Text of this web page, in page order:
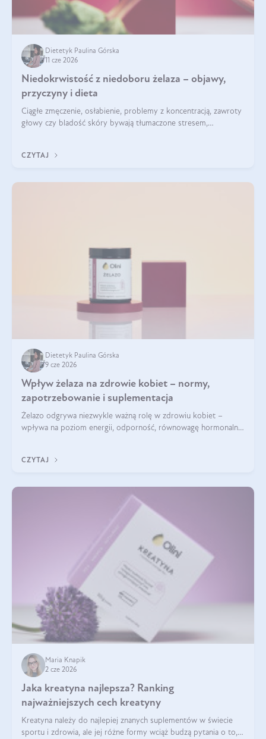
Dietetyk Paulina Górska
11 cze 2026
Niedokrwistość z niedoboru żelaza – objawy,
przyczyny i dieta
Ciągłe zmęczenie, osłabienie, problemy z koncentracją, zawroty
głowy czy bladość skóry bywają tłumaczone stresem,
CZYTAJ
Dietetyk Paulina Górska
9 cze 2026
Wpływ żelaza na zdrowie kobiet – normy,
zapotrzebowanie i suplementacja
Żelazo odgrywa niezwykle ważną rolę w zdrowiu kobiet –
wpływa na poziom energii, odporność, równowagę hormonalną
zawrotów głowy czy problemów z
CZYTAJ
Maria Knapik
2 cze 2026
Jaka kreatyna najlepsza? Ranking
najważniejszych cech kreatyny
Kreatyna należy do najlepiej znanych suplementów w świecie
sportu i zdrowia, ale jej różne formy wciąż budzą pytania o to,